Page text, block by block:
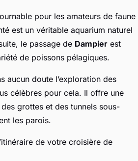
pour les amateurs de faune
est un véritable aquarium naturel
le passage de Dampier est
de poissons pélagiques.
aucun doute l’exploration des
célèbres pour cela. Il offre une
grottes et des tunnels sous-
les parois.
de votre croisière de